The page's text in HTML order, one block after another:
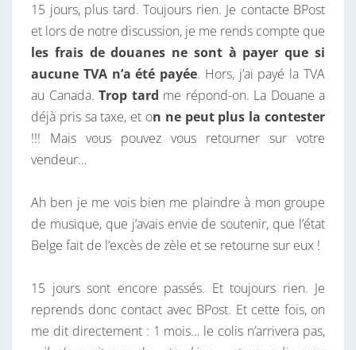
15 jours, plus tard. Toujours rien. Je contacte BPost
et lors de notre discussion, je me rends compte que
les frais de douanes ne sont à payer que si
aucune TVA n’a été payée. Hors, j’ai payé la TVA
au Canada. Trop tard me répond-on. La Douane a
déjà pris sa taxe, et on ne peut plus la contester
!!! Mais vous pouvez vous retourner sur votre
vendeur…
Ah ben je me vois bien me plaindre à mon groupe
de musique, que j’avais envie de soutenir, que l’état
Belge fait de l’excès de zèle et se retourne sur eux !
15 jours sont encore passés. Et toujours rien. Je
reprends donc contact avec BPost. Et cette fois, on
me dit directement : 1 mois… le colis n’arrivera pas,